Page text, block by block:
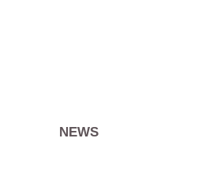
NEWS